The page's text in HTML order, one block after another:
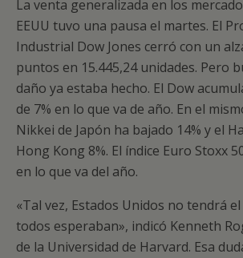
La venta generalizada en los
EEUU tuvo una pausa el martes. El
Industrial Dow Jones cerró con un
puntos en 15.445,24 unidades. Pero
daño ya estaba hecho. El Dow
de 7% en lo que va de año. En el
Nikkei de Japón ha bajado 14% y el
Hong Kong 8%. El índice Euro Stoxx
en lo que va del año.
«Tal vez, Estados Unidos no tendrá
todos esperaban», indicó Kenneth
de la Universidad de Harvard. Esa